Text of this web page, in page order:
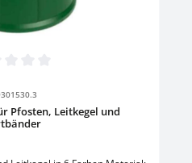
Pfosten, Leitkegel und